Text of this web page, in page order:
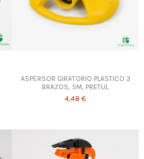
ASPERSOR GIRATORIO PLASTICO 3
BRAZOS, 5M, PRETUL
4,48 €